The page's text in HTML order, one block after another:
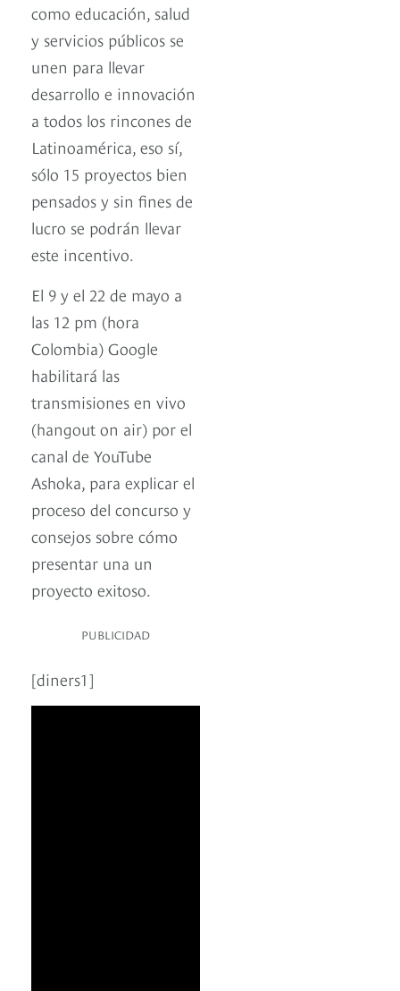
como educación, salud
y servicios públicos se
unen para llevar
desarrollo e innovación
a todos los rincones de
Latinoamérica, eso sí,
sólo 15 proyectos bien
pensados y sin fines de
lucro se podrán llevar
este incentivo.
El 9 y el 22 de mayo a
las 12 pm (hora
Colombia) Google
habilitará las
transmisiones en vivo
(hangout on air) por el
canal de YouTube
Ashoka, para explicar el
proceso del concurso y
consejos sobre cómo
presentar una un
proyecto exitoso.
PUBLICIDAD
[diners1]